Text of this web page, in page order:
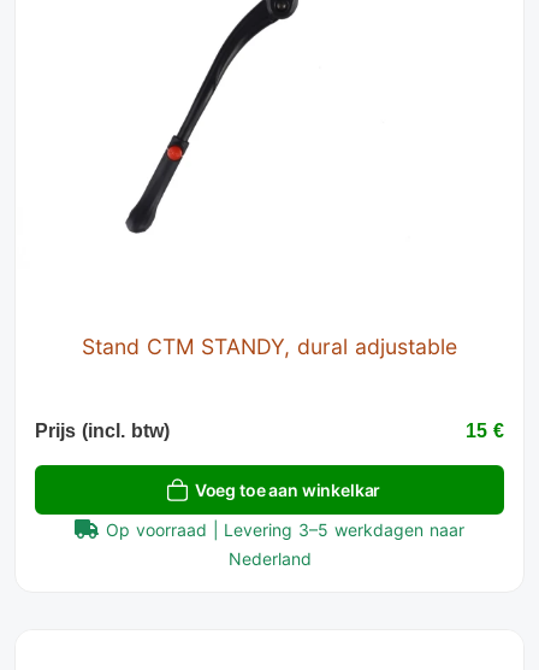
Stand CTM STANDY, dural adjustable
Prijs (incl. btw) 15 €
Voeg toe aan winkelkar
Op voorraad | Levering 3–5 werkdagen naar
Nederland